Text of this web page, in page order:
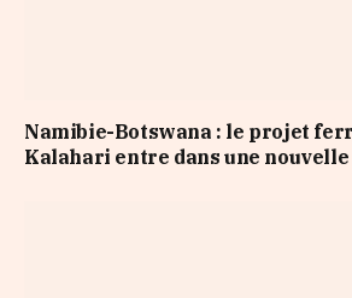
Namibie-Botswana : le projet
Kalahari entre dans une nouvelle